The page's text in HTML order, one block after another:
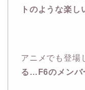
トのような楽し
アニメでも登場
る…F6のメンバ